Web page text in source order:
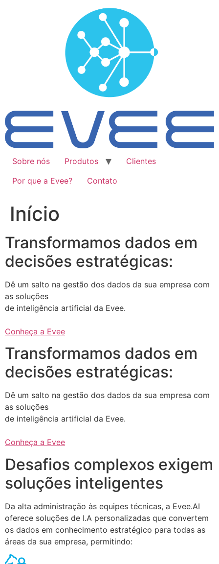
Sobre nós Produtos
Clientes
Por que a Evee?
Contato
Início
Transformamos dados em
decisões estratégicas:
Dê um salto na gestão dos dados da sua empresa com
as soluções
de inteligência artificial da Evee.
Conheça a Evee
Transformamos dados em
decisões estratégicas:
Dê um salto na gestão dos dados da sua empresa com
as soluções
de inteligência artificial da Evee.
Conheça a Evee
Desafios complexos exigem
soluções inteligentes
Da alta administração às equipes técnicas, a Evee.AI
oferece soluções de I.A personalizadas que convertem
os dados em conhecimento estratégico para todas as
áreas da sua empresa, permitindo: